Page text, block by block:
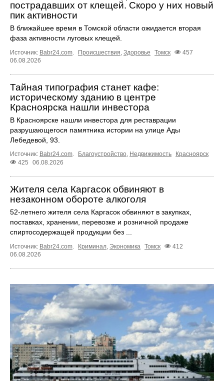
пострадавших от клещей. Скоро у них новый
пик активности
В ближайшее время в Томской области ожидается вторая
фаза активности луговых клещей.
Источник: Babr24.com Происшествия Здоровье Томск
457
06.08.2026
Тайная типография станет кафе:
историческому зданию в центре
Красноярска нашли инвестора
В Красноярске нашли инвестора для реставрации
разрушающегося памятника истории на улице Ады
Лебедевой, 93.
Источник: Babr24.com Благоустройство Недвижимость
Красноярск
425
06.08.2026
Жителя села Каргасок обвиняют в
незаконном обороте алкоголя
52-летнего жителя села Каргасок обвиняют в закупках,
поставках, хранении, перевозке и розничной продаже
спиртосодержащей продукции без ...
Источник: Babr24.com. Криминал, Экономика Томск
412
06.08.2026